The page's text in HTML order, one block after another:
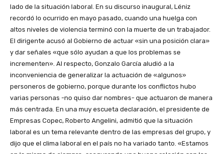
lado de la situación laboral. En su discurso inaugural, Léniz
recordó lo ocurrido en mayo pasado, cuando una huelga con
altos niveles de violencia terminó con la muerte de un trabajador.
El dirigente acusó al Gobierno de actuar «sin una posición clara»
y dar señales «que sólo ayudan a que los problemas se
incrementen». Al respecto, Gonzalo García aludió a la
inconveniencia de generalizar la actuación de «algunos»
personeros de gobierno, porque durante los conflictos hubo
varias personas -no quiso dar nombres- que actuaron de manera
más centrada. En una muy escueta declaración, el presidente de
Empresas Copec, Roberto Angelini, admitió que la situación
laboral es un tema relevante dentro de las empresas del grupo, y
dijo que el clima laboral en el país no ha variado tanto. «Estamos